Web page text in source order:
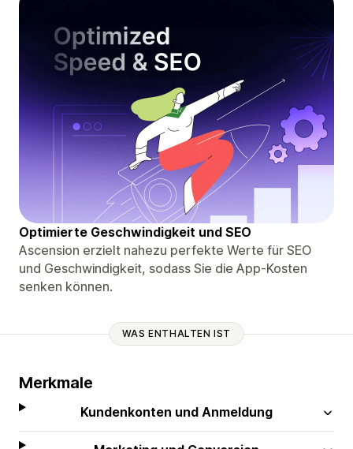
Optimierte Geschwindigkeit und SEO
Ascension erzielt nahezu perfekte Werte für SEO
und Geschwindigkeit, sodass Sie die App-Kosten
senken können.
WAS ENTHALTEN IST
Merkmale
Kundenkonten und Anmeldung